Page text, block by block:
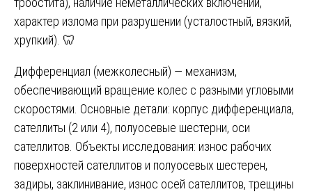
характер излома при разрушении (усталостный, вязкий,
хрупкий). 🦷
Дифференциал (межколесный) — механизм,
обеспечивающий вращение колес с разными угловыми
скоростями. Основные детали: корпус дифференциала,
сателлиты (2 или 4), полуосевые шестерни, оси
сателлитов. Объекты исследования: износ рабочих
поверхностей сателлитов и полуосевых шестерен,
задиры, заклинивание, износ осей сателлитов, трещины